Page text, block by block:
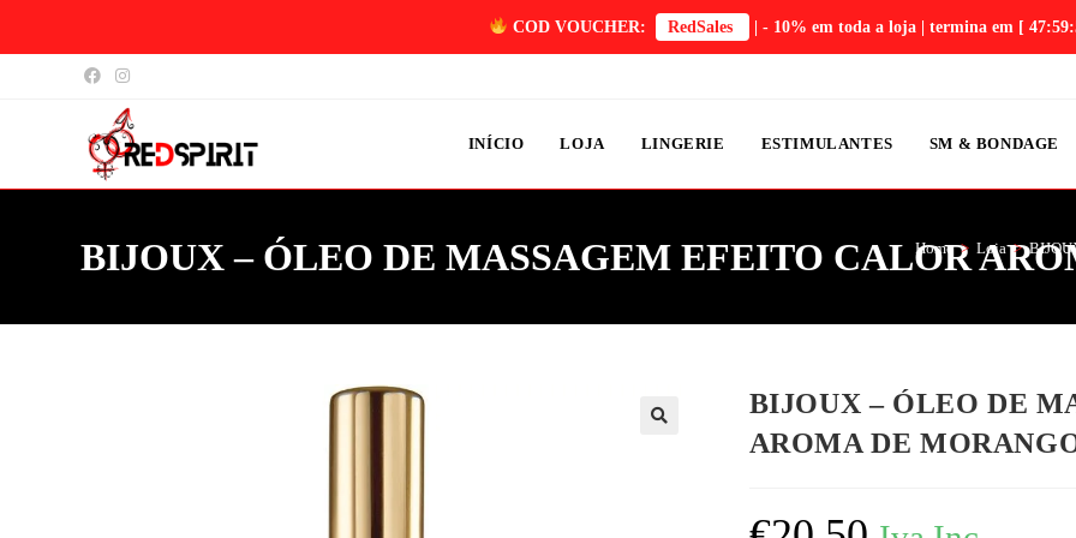
COD VOUCHER: RedSales | - 10% em toda a loja | termina em [
INÍCIO LOJA LINGERIE ESTIMULANTES SM & BONDAGE
BIJOUX – ÓLEO DE MASSAGEM EFEITO CALOR
Home > Loja >
BIJOUX – ÓLEO DE
AROMA DE